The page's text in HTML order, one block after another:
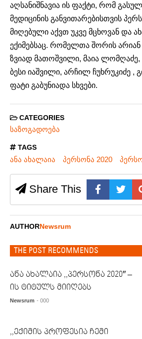
აღსანიშნავია ის ფაქტი, რომ
მედიცინის განვითარებისთვის
მიღებული აქვთ უკვე მცხოვან და
ექიმებსაც. რომელთა შორის
ზვიად მათოშვილი, მაია ლომღაძე,
ბესი იაშვილი, არჩილ ჩუხრუკიძე ,
ფატი გაბუნიადა სხვები.
CATEGORIES
საზოგადოება
TAGS
ანა ახალაია პერსონა 2020
Share This
AUTHORNewsrum
THE POST RECOMMENDS
ანა ახალაია ,,პერსონა 2020″ –
ის ტიტულს მიიღებს
Newsrum - 000
,,ექიმის პროფესია ჩემი